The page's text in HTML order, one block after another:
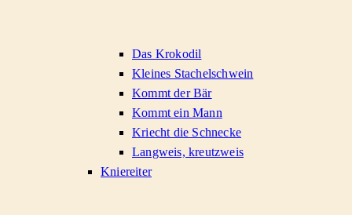
Das Krokodil
Kleines Stachelschwein
Kommt der Bär
Kommt ein Mann
Kriecht die Schnecke
Langweis, kreutzweis
Kniereiter